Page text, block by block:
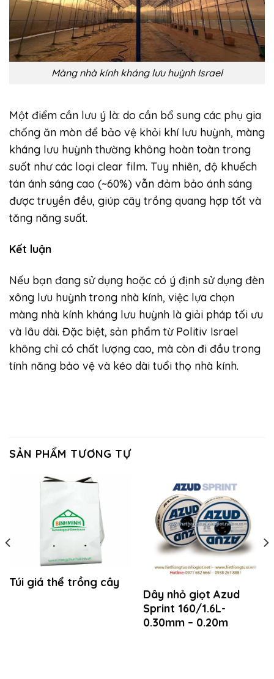
Màng nhà kính kháng lưu huỳnh Israel
Một điểm cần lưu ý là: do cần bổ sung các phụ gia
chống ăn mòn để bảo vệ khỏi khí lưu huỳnh, màng
kháng lưu huỳnh thường không hoàn toàn trong
suốt như các loại clear film. Tuy nhiên, độ khuếch
tán ánh sáng cao (~60%) vẫn đảm bảo ánh sáng
được truyền đều, giúp cây trồng quang hợp tốt và
tăng năng suất.
Kết luận
Nếu bạn đang sử dụng hoặc có ý định sử dụng đèn
xông lưu huỳnh trong nhà kính, việc lựa chọn
màng nhà kính kháng lưu huỳnh là giải pháp tối ưu
và lâu dài. Đặc biệt, sản phẩm từ Politiv Israel
không chỉ có chất lượng cao, mà còn đi đầu trong
tính năng bảo vệ và kéo dài tuổi thọ nhà kính.
SẢN PHẨM TƯƠNG TỰ
Túi giá thể trồng cây
Dây nhỏ giọt Azud
Sprint 160/1.6L-
0.30mm – 0.20m